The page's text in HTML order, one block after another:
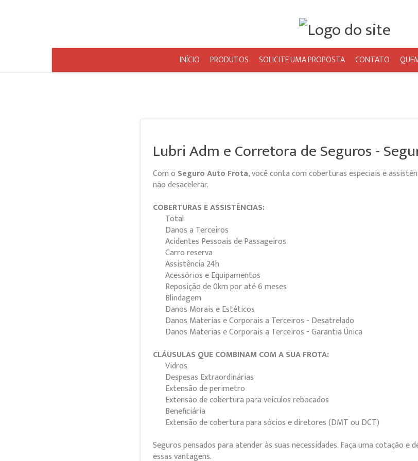
INÍCIO PRODUTOS SOLICITE UMA PROPOSTA CONTATO
Lubri Adm e Corretora de Seguros -
Com o Seguro Auto Frota, você conta com coberturas especiais e
não desacelerar.
COBERTURAS E ASSISTÊNCIAS:
Total
Danos a Terceiros
Acidentes Pessoais de Passageiros
Carro reserva
Assistência 24h
Acessórios e Equipamentos
Reposição de 0km por até 6 meses
Blindagem
Danos Morais e Estéticos
Danos Materias e Corporais a Terceiros - Desatrelado
Danos Materias e Corporais a Terceiros - Garantia Única
CLÁUSULAS QUE COMBINAM COM A SUA FROTA:
Vidros
Despesas Extraordinárias
Extensão de perimetro
Extensão de cobertura para veículos rebocados
Beneficiária
Extensão de cobertura para sócios e diretores (DMT ou DCT)
Seguros pensados para atender às suas necessidades. Faça uma cotação
essas vantagens.